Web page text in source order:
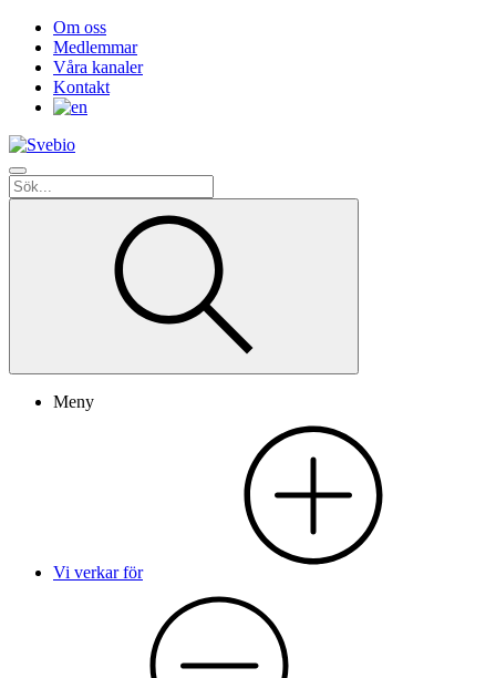
Om oss
Medlemmar
Våra kanaler
Kontakt
Meny
Vi verkar för